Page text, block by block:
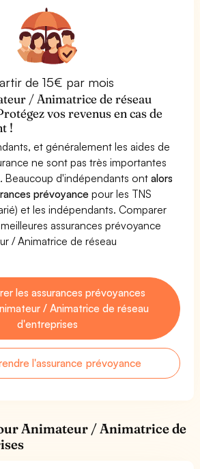
de 15€ par mois
/ Animatrice de réseau
vos revenus en cas de
!
et généralement les aides de
ne sont pas très importantes
Beaucoup d'indépendants ontalors
prévoyance pour les TNS
et les indépendants. Comparer
assurances prévoyance
/ Animatrice de réseau
les assurances prévoyances
/ Animatrice de réseau
d'entreprises
l'assurance prévoyance
Animateur / Animatrice de